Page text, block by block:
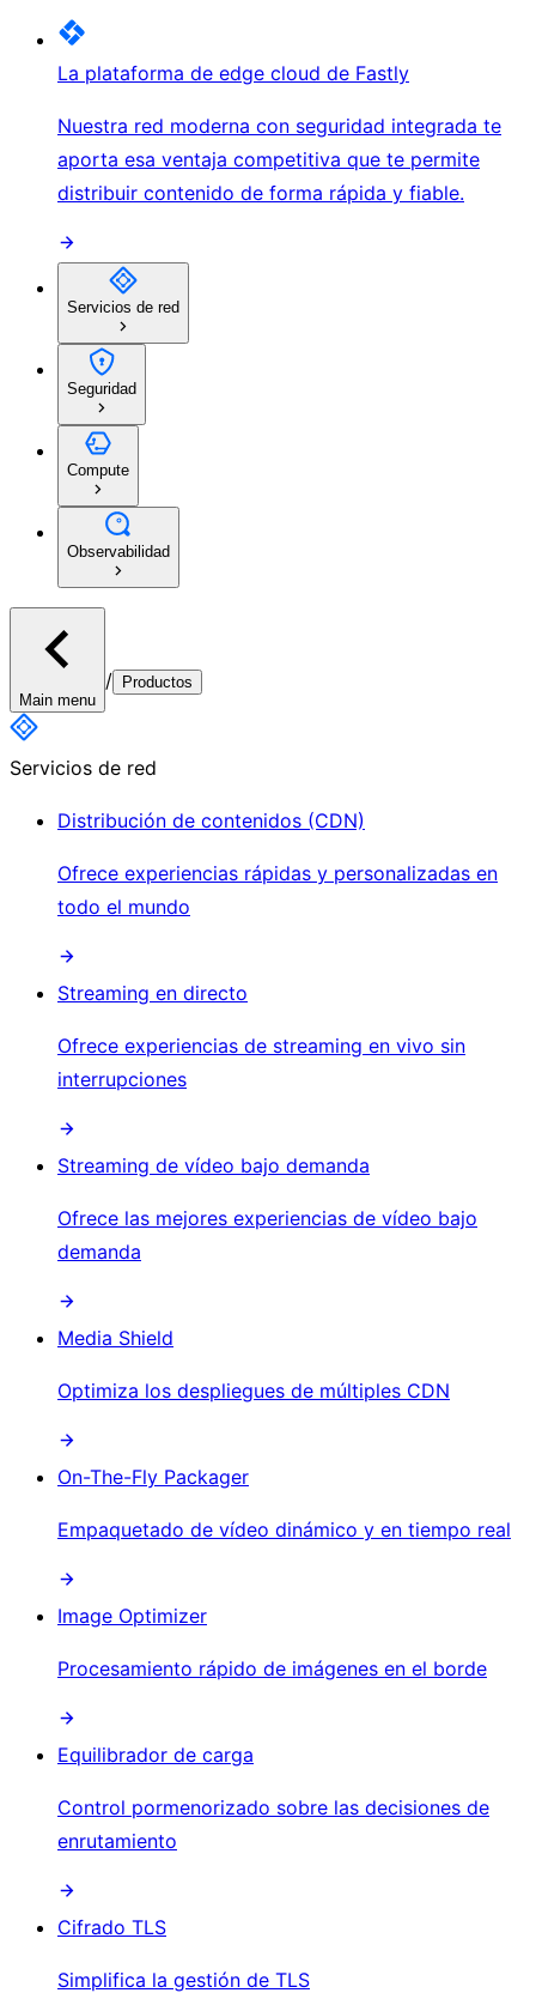
La plataforma de edge cloud de Fastly
Nuestra red moderna con seguridad integrada te
aporta esa ventaja competitiva que te permite
distribuir contenido de forma rápida y fiable.
Servicios de red
Seguridad
Compute
Observabilidad
Main menu
/ Productos
Servicios de red
Distribución de contenidos (CDN)
Ofrece experiencias rápidas y personalizadas en
todo el mundo
Streaming en directo
Ofrece experiencias de streaming en vivo sin
interrupciones
Streaming de vídeo bajo demanda
Ofrece las mejores experiencias de vídeo bajo
demanda
Media Shield
Optimiza los despliegues de múltiples CDN
On-The-Fly Packager
Empaquetado de vídeo dinámico y en tiempo real
Image Optimizer
Procesamiento rápido de imágenes en el borde
Equilibrador de carga
Control pormenorizado sobre las decisiones de
enrutamiento
Cifrado TLS
Simplifica la gestión de TLS